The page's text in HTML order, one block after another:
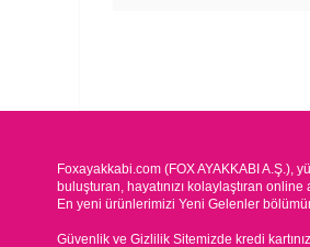
Foxayakkabi.com (FOX AYAKKABI
buluşturan, hayatınızı kolaylaştıran
En yeni ürünlerimizi Yeni Gelenler
Güvenlik ve Gizlilik Sitemizde kredi